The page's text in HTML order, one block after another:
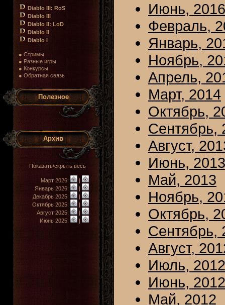
Diablo III: RoS
Diablo III
Diablo II: LoD
Diablo II
Diablo I
● Стримы
● Разные игры
● Конкурсы
● Обратная связь
Полезное
Архив
Показать\скрыть весь
Март 2026:
|
Январь 2026:
|
Декабрь 2025:
|
Октябрь 2025:
|
Август 2025:
|
Июнь 2025:
|
Июнь, 2016
Февраль,
Январь,
Ноябрь,
Апрель,
Март, 2014
Октябрь,
Сентябрь,
Август,
Июнь, 2013
Май, 2013
Ноябрь,
Октябрь,
Сентябрь,
Август,
Июль, 2012
Июнь, 2012
Май, 2012